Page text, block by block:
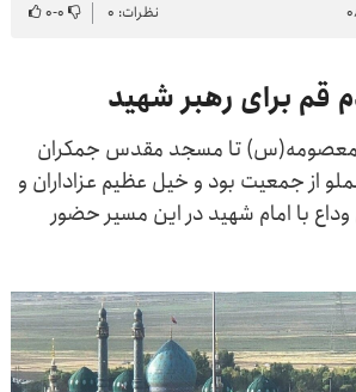
نظرات: ۰ ۰-۰
قم برای رهبر شهید
تا مسجد مقدس جمکران
از جمعیت بود و خیل عظیم عزاداران و
با امام شهید در این مسیر حضور